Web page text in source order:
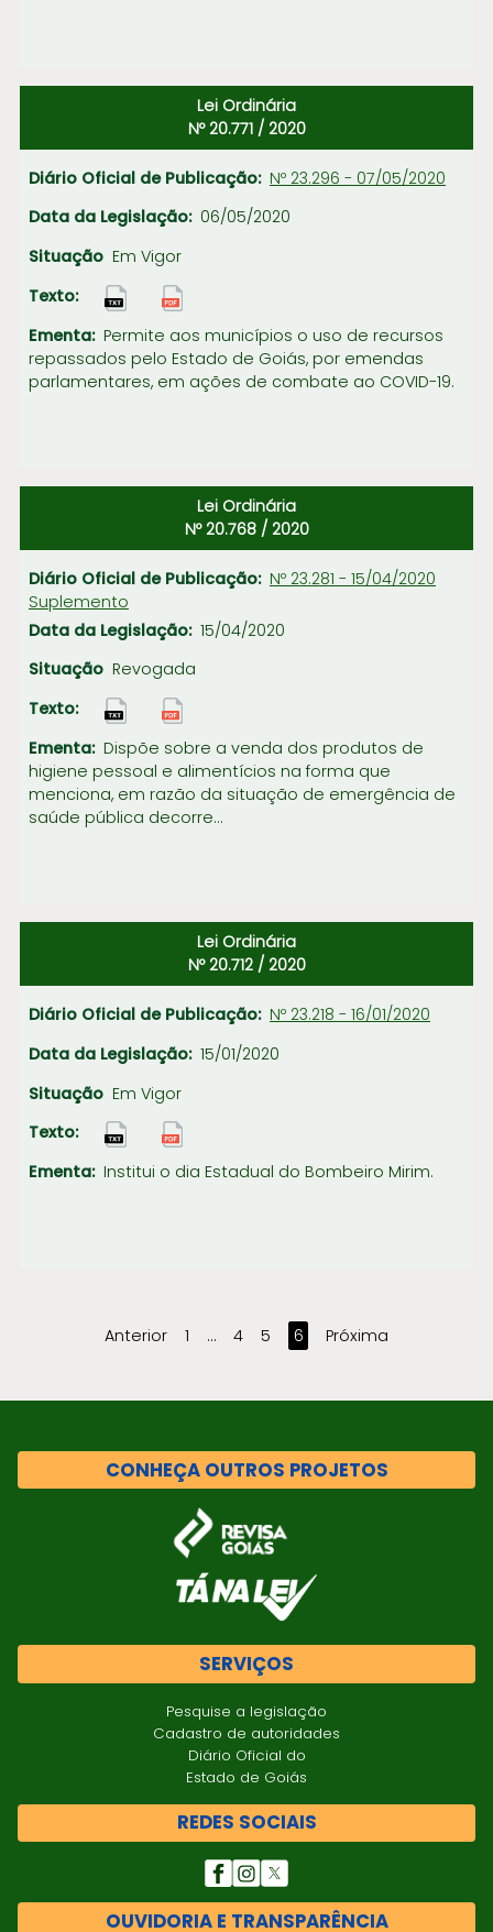
Lei Ordinária
Nº 20.771 / 2020
Nº 23.296 - 07/05/2020
06/05/2020
Em Vigor
Permite aos municípios o uso de recursos
repassados pelo Estado de Goiás, por emendas
parlamentares, em ações de combate ao COVID-19.
Lei Ordinária
Nº 20.768 / 2020
Nº 23.281 - 15/04/2020
Suplemento
15/04/2020
Revogada
Dispõe sobre a venda dos produtos de
higiene pessoal e alimentícios na forma que
menciona, em razão da situação de emergência de
saúde pública decorre...
Lei Ordinária
Nº 20.712 / 2020
Nº 23.218 - 16/01/2020
15/01/2020
Em Vigor
Institui o dia Estadual do Bombeiro Mirim.
Anterior 1 … 4 5 6 Próxima
CONHEÇA OUTROS PROJETOS
SERVIÇOS
Pesquise a legislação
Cadastro de autoridades
Diário Oficial do
Estado de Goiás
REDES SOCIAIS
OUVIDORIA E TRANSPARÊNCIA